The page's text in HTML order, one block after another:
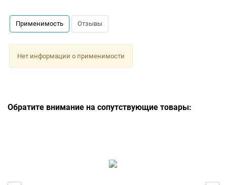
Применимость Отзывы
Нет информации о применимости
Обратите внимание на сопутствующие товары: